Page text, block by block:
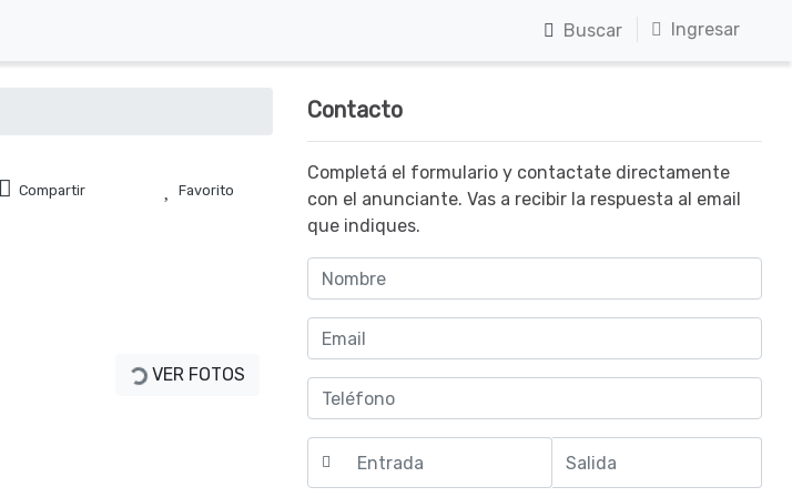
Buscar Ingresar
Compartir Favorito
VER FOTOS
Contacto
Completá el formulario y contactate directamente
con el anunciante. Vas a recibir la respuesta al email
que indiques.